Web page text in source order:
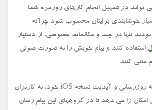
در تسهیل انجام کارهای روزمره شما
خوشایندی برایتان محسوب شود چراکه
بودند تنها در چت و مکالمات خصوصی، از دستیار
استفاده کنند و پیام خویش را به صورت صوتی
متنی کنند.
اما حالا واتس اپ با به روزرسانی و آپدیت نسخه iOS خود، به کاربران
امکان را می دهد تا در گروههای این پیام رسان